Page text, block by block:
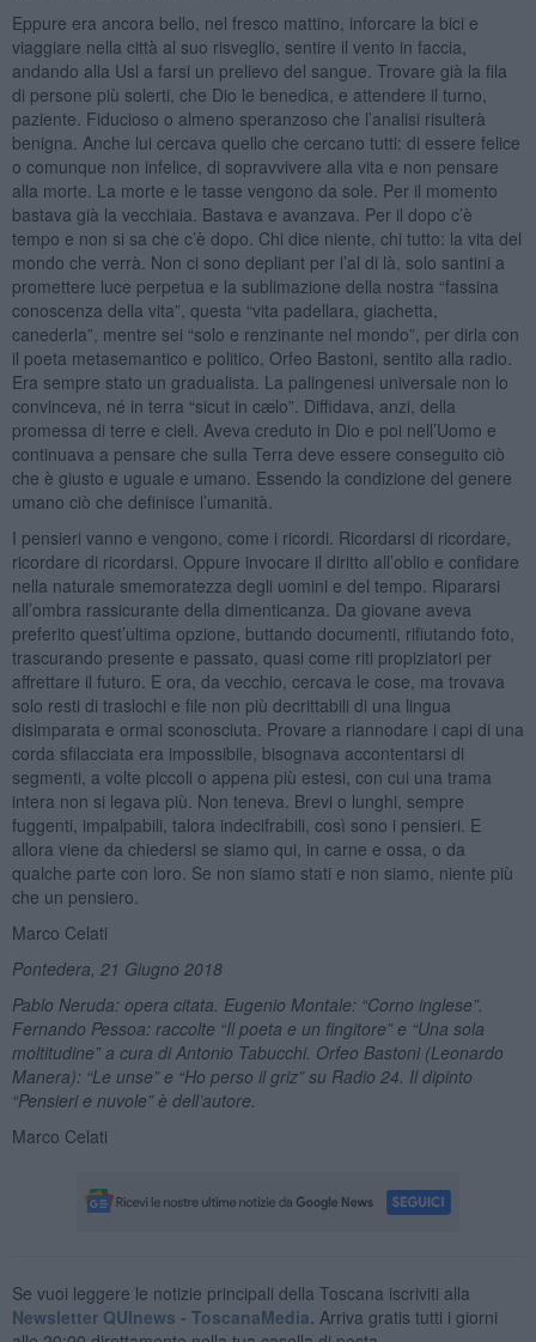
Eppure era ancora bello, nel fresco mattino, inforcare la bici e
viaggiare nella città al suo risveglio, sentire il vento in faccia,
andando alla Usl a farsi un prelievo del sangue. Trovare già la fila
di persone più solerti, che Dio le benedica, e attendere il turno,
paziente. Fiducioso o almeno speranzoso che l’analisi risulterà
benigna. Anche lui cercava quello che cercano tutti: di essere felice
o comunque non infelice, di sopravvivere alla vita e non pensare
alla morte. La morte e le tasse vengono da sole. Per il momento
bastava già la vecchiaia. Bastava e avanzava. Per il dopo c’è
tempo e non si sa che c’è dopo. Chi dice niente, chi tutto: la vita del
mondo che verrà. Non ci sono depliant per l’al di là, solo santini a
promettere luce perpetua e la sublimazione della nostra “fassina
conoscenza della vita”, questa “vita padellara, giachetta,
canederla”, mentre sei “solo e renzinante nel mondo”, per dirla con
il poeta metasemantico e politico, Orfeo Bastoni, sentito alla radio.
Era sempre stato un gradualista. La palingenesi universale non lo
convinceva, né in terra “sicut in cælo”. Diffidava, anzi, della
promessa di terre e cieli. Aveva creduto in Dio e poi nell’Uomo e
continuava a pensare che sulla Terra deve essere conseguito ciò
che è giusto e uguale e umano. Essendo la condizione del genere
umano ciò che definisce l’umanità.
I pensieri vanno e vengono, come i ricordi. Ricordarsi di ricordare,
ricordare di ricordarsi. Oppure invocare il diritto all’oblio e confidare
nella naturale smemoratezza degli uomini e del tempo. Ripararsi
all’ombra rassicurante della dimenticanza. Da giovane aveva
preferito quest’ultima opzione, buttando documenti, rifiutando foto,
trascurando presente e passato, quasi come riti propiziatori per
affrettare il futuro. E ora, da vecchio, cercava le cose, ma trovava
solo resti di traslochi e file non più decrittabili di una lingua
disimparata e ormai sconosciuta. Provare a riannodare i capi di una
corda sfilacciata era impossibile, bisognava accontentarsi di
segmenti, a volte piccoli o appena più estesi, con cui una trama
intera non si legava più. Non teneva. Brevi o lunghi, sempre
fuggenti, impalpabili, talora indecifrabili, così sono i pensieri. E
allora viene da chiedersi se siamo qui, in carne e ossa, o da
qualche parte con loro. Se non siamo stati e non siamo, niente più
che un pensiero.
Marco Celati
Pontedera, 21 Giugno 2018
Pablo Neruda: opera citata. Eugenio Montale: “Corno inglese”.
Fernando Pessoa: raccolte “Il poeta e un fingitore” e “Una sola
moltitudine” a cura di Antonio Tabucchi. Orfeo Bastoni (Leonardo
Manera): “Le unse” e “Ho perso il griz” su Radio 24. Il dipinto
“Pensieri e nuvole” è dell’autore.
Marco Celati
Se vuoi leggere le notizie principali della Toscana iscriviti alla
Newsletter QUInews - ToscanaMedia. Arriva gratis tutti i giorni